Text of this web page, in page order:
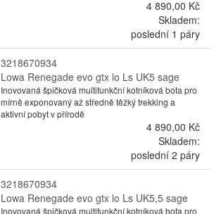
4 890,00 Kč
Skladem:
poslední 1 páry
3218670934
Lowa Renegade evo gtx lo Ls UK5 sage
Inovovaná špičková multifunkční kotníková bota pro
mírně exponovaný až středně těžký trekking a
aktivní pobyt v přírodě
4 890,00 Kč
Skladem:
poslední 2 páry
3218670934
Lowa Renegade evo gtx lo Ls UK5,5 sage
Inovovaná špičková multifunkční kotníková bota pro